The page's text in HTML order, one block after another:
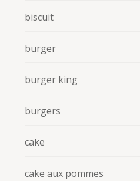
biscuit
burger
burger king
burgers
cake
cake aux pommes